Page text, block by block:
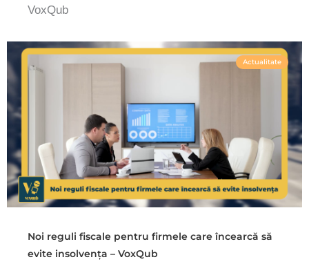
VoxQub
Actualitate
Noi reguli fiscale pentru firmele care încearcă să
evite insolvența – VoxQub